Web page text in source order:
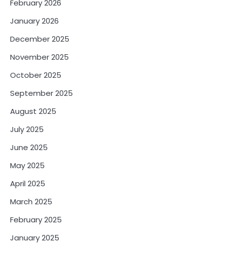
February 2026
January 2026
December 2025
November 2025
October 2025
September 2025
August 2025
July 2025
June 2025
May 2025
April 2025
March 2025
February 2025
January 2025